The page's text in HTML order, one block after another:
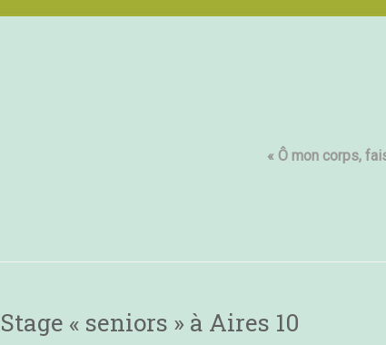
« Ô mon corps,
Stage « seniors » à Aires 10